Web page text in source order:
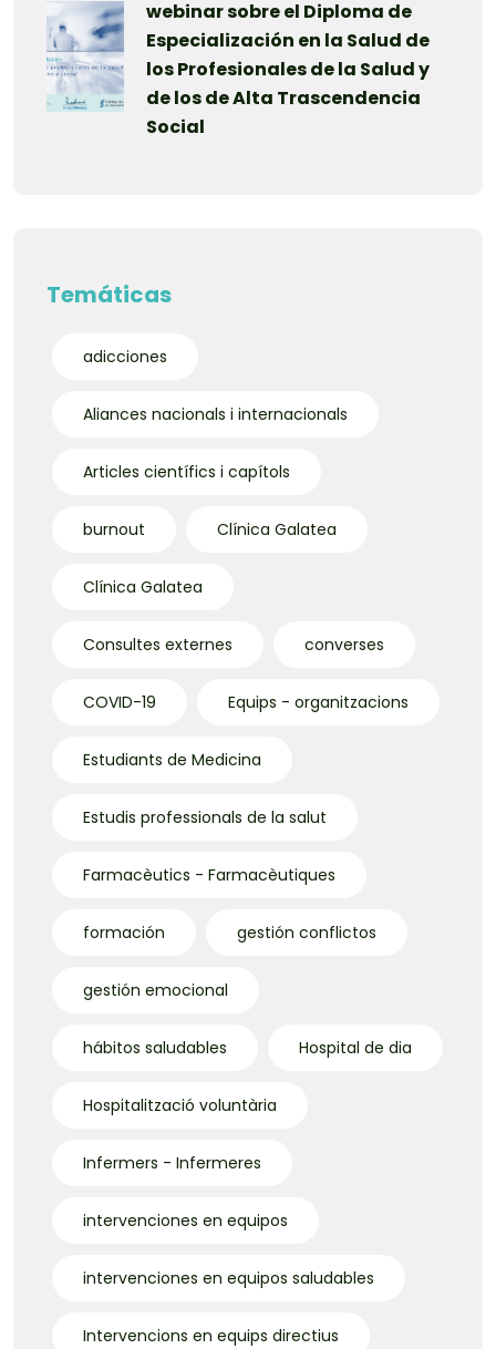
webinar sobre el Diploma de
Especialización en la Salud de
los Profesionales de la Salud y
de los de Alta Trascendencia
Social
Temáticas
adicciones
Aliances nacionals i internacionals
Articles científics i capítols
burnout Clínica Galatea
Clínica Galatea
Consultes externes converses
COVID-19 Equips - organitzacions
Estudiants de Medicina
Estudis professionals de la salut
Farmacèutics - Farmacèutiques
formación gestión conflictos
gestión emocional
hábitos saludables Hospital de dia
Hospitalització voluntària
Infermers - Infermeres
intervenciones en equipos
intervenciones en equipos saludables
Intervencions en equips directius